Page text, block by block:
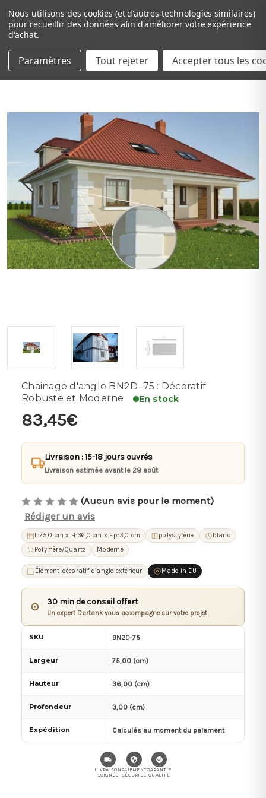
Passer au contenu principal
Chainage d'angle BN2D–75 : Décoratif
Robuste et Moderne
En stock
83,45€
Livraison : 15-18 jours ouvrés
Livraison estimée avant le 28 août
(Aucun avis pour le moment)
Rédiger un avis
L:75,0 cm x H:36,0 cm x Ep:3,0 cm polystyrène
blanc
Polymère/Quartz
Moderne
Élément décoratif d’angle extérieur Made in EU
⊙ 30 min de conseil offert
Un expert Dartank vous accompagne sur votre projet
SKU BN2D-75
Largeur 75,00 (cm)
Hauteur 36,00 (cm)
Profondeur 3,00 (cm)
Expédition Calculés au moment du paiement
LIVRAISON
SOIGNÉE
PAIEMENT
SÉCURISÉ
GARANTIE
QUALITÉ
Nous utilisons des cookies (et d'autres technologies similaires)
pour recueillir des données afin d'améliorer votre expérience
d'achat.
Paramètres Tout rejeter Accepter tous les